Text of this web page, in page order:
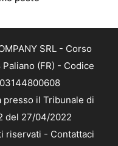
SRL - Corso
(FR) - Codice
il Tribunale di
del 27/04/2022
riservati - Contattaci